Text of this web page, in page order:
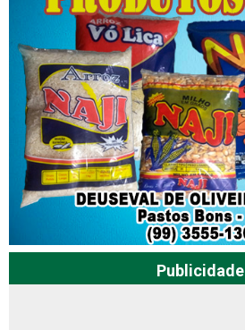
Publicidade